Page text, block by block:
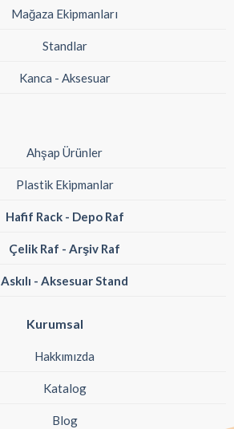
Mağaza Ekipmanları
Standlar
Kanca - Aksesuar
Ahşap Ürünler
Plastik Ekipmanlar
Hafif Rack - Depo Raf
Çelik Raf - Arşiv Raf
Askılı - Aksesuar Stand
Kurumsal
Hakkımızda
Katalog
Blog